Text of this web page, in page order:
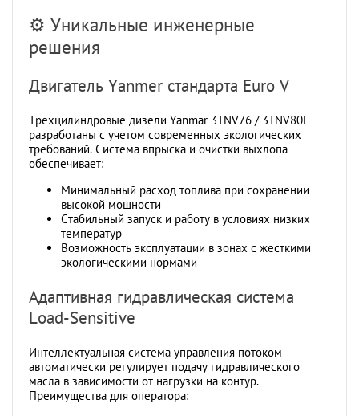
⚙️ Уникальные инженерные
решения
Двигатель Yanmer стандарта Euro V
Трехцилиндровые дизели Yanmar 3TNV76 / 3TNV80F
разработаны с учетом современных экологических
требований. Система впрыска и очистки выхлопа
обеспечивает:
Минимальный расход топлива при сохранении
высокой мощности
Стабильный запуск и работу в условиях низких
температур
Возможность эксплуатации в зонах с жесткими
экологическими нормами
Адаптивная гидравлическая система
Load-Sensitive
Интеллектуальная система управления потоком
автоматически регулирует подачу гидравлического
масла в зависимости от нагрузки на контур.
Преимущества для оператора: